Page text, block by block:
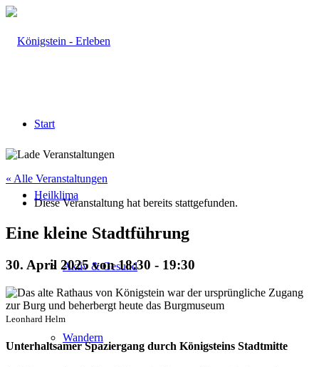
Start
Heilklima
Aktiv & Gesund
Wandern
« Alle Veranstaltungen
Diese Veranstaltung hat bereits stattgefunden.
Eine kleine Stadtführung
30. April 2025 von 18:30 - 19:30
Leonhard Helm
Unterhaltsamer Spaziergang durch Königsteins Stadtmitte